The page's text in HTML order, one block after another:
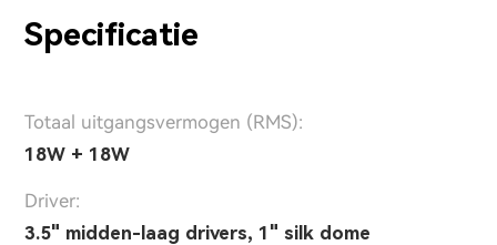
Specificatie
Totaal uitgangsvermogen (RMS):
18W + 18W
Driver:
3.5" midden-laag drivers, 1" silk dome